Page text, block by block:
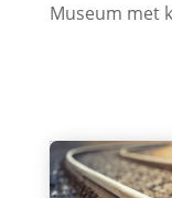
Museum met